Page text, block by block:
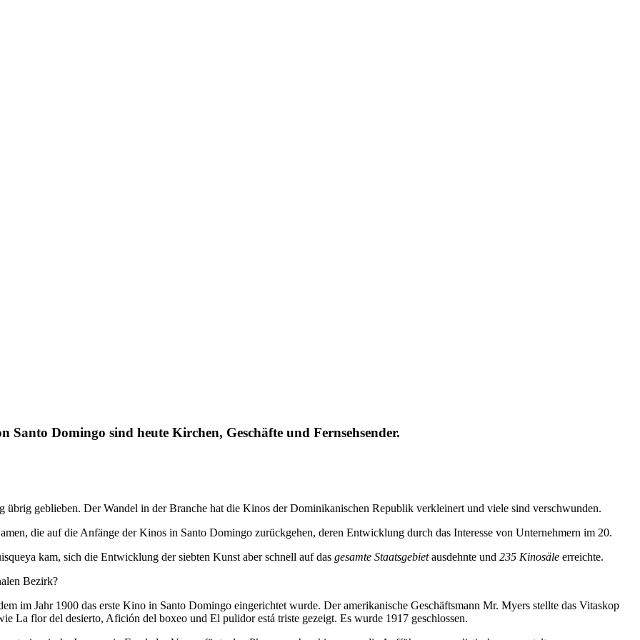
Domingo sind heute Kirchen, Geschäfte und Fernsehsender.
übrig geblieben. Der Wandel in der Branche hat die Kinos der Dominikanischen Republik verkleinert und viele sind verschwunden.
die auf die Anfänge der Kinos in Santo Domingo zurückgehen, deren Entwicklung durch das Interesse von Unternehmern im 20.
kam, sich die Entwicklung der siebten Kunst aber schnell auf das gesamte Staatsgebietausdehnte und 235 Kinosäle erreichte.
Bezirk?
im Jahr 1900 das erste Kino in Santo Domingo eingerichtet wurde. Der amerikanische Geschäftsmann Mr. Myers stellte das Vitaskop
La flor del desierto, Afición del boxeo und El pulidor está triste gezeigt. Es wurde 1917 geschlossen.